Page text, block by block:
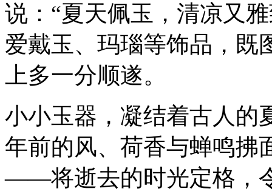
说：“夏天佩玉，清凉又
爱戴玉、玛瑙等饰品，既
上多一分顺遂。
小小玉器，凝结着古人的
年前的风、荷香与蝉鸣拂
——将逝去的时光定格，